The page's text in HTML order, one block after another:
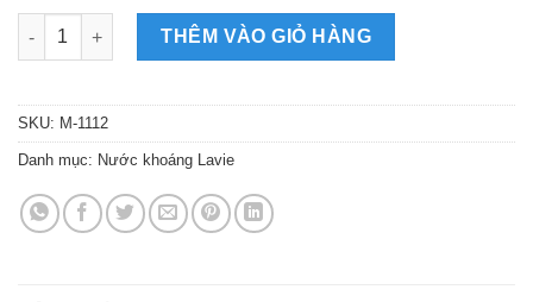
Nước Suối Lavie có vòi - ViVa số lượng
THÊM VÀO GIỎ HÀNG
SKU: M-1112
Danh mục: Nước khoáng Lavie